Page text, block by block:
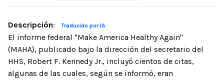
Descripción: Traducido por IA
El informe federal "Make America Healthy Again"
(MAHA), publicado bajo la dirección del secretario del
HHS, Robert F. Kennedy Jr., incluyó cientos de citas,
algunas de las cuales, según se informó, eran